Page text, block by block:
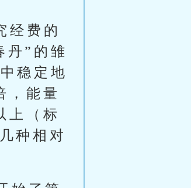
经费的
丹”的雏
稳定地
，能量
上（标
种相对